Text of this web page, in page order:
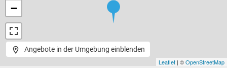
−
Leaflet | ©OpenStreetMap
Angebote in der Umgebung einblenden